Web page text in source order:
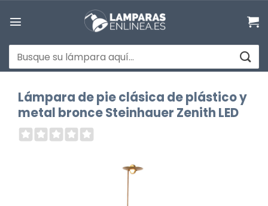
Buscar
por:
Lámpara de pie clásica de plástico y
metal bronce Steinhauer Zenith LED